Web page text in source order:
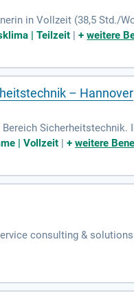
in Vollzeit (38,5 Std./
Aufgaben zählen die
Weiterentwicklung
zu werden und
| Teilzeit |+weitere
– Hannover
Sicherheitstechnik.
Sie arbeiten
ist. Eine
in der
und gestalten Sie
| Vollzeit |+weitere
consulting &
An unseren
Du übernimmst
fundierter Erfahrung